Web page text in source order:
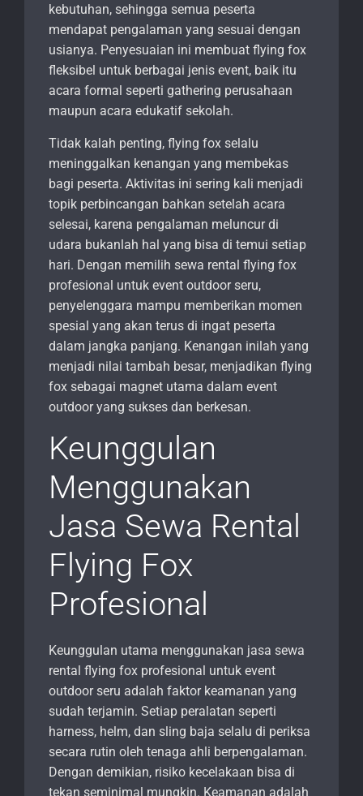
kebutuhan, sehingga semua peserta
mendapat pengalaman yang sesuai dengan
usianya. Penyesuaian ini membuat flying fox
fleksibel untuk berbagai jenis event, baik itu
acara formal seperti gathering perusahaan
maupun acara edukatif sekolah.
Tidak kalah penting, flying fox selalu
meninggalkan kenangan yang membekas
bagi peserta. Aktivitas ini sering kali menjadi
topik perbincangan bahkan setelah acara
selesai, karena pengalaman meluncur di
udara bukanlah hal yang bisa di temui setiap
hari. Dengan memilih sewa rental flying fox
profesional untuk event outdoor seru,
penyelenggara mampu memberikan momen
spesial yang akan terus di ingat peserta
dalam jangka panjang. Kenangan inilah yang
menjadi nilai tambah besar, menjadikan flying
fox sebagai magnet utama dalam event
outdoor yang sukses dan berkesan.
Keunggulan
Menggunakan
Jasa Sewa Rental
Flying Fox
Profesional
Keunggulan utama menggunakan jasa sewa
rental flying fox profesional untuk event
outdoor seru adalah faktor keamanan yang
sudah terjamin. Setiap peralatan seperti
harness, helm, dan sling baja selalu di periksa
secara rutin oleh tenaga ahli berpengalaman.
Dengan demikian, risiko kecelakaan bisa di
tekan seminimal mungkin. Keamanan adalah